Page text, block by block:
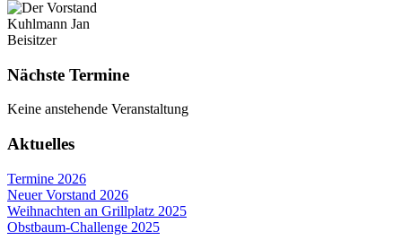
Kuhlmann Jan
Beisitzer
Nächste Termine
Keine anstehende Veranstaltung
Aktuelles
Termine 2026
Neuer Vorstand 2026
Weihnachten an Grillplatz 2025
Obstbaum-Challenge 2025